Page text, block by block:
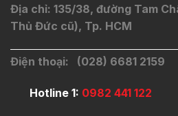
Địa chỉ: 135/38, đường Tam
Thủ Đức cũ), Tp. HCM
Điện thoại: (028) 6681 2159
Hotline 1: 0982 441 122